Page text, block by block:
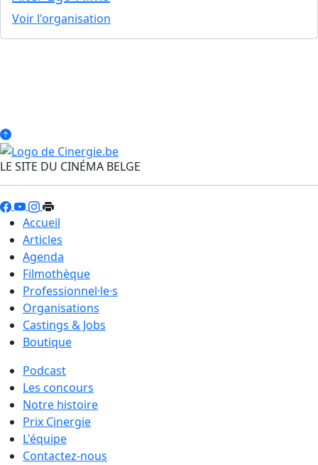
Voir l'organisation
LE SITE DU CINÉMA BELGE
Accueil
Articles
Agenda
Filmothèque
Professionnel·le·s
Organisations
Castings & Jobs
Boutique
Podcast
Les concours
Notre histoire
Prix Cinergie
L'équipe
Contactez-nous